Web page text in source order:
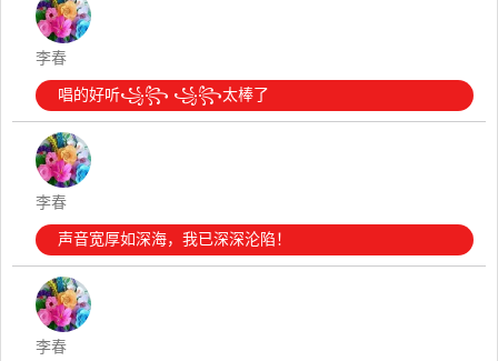
李春
唱的好听꧁꧂ ꧁꧂太棒了
李春
声音宽厚如深海，我已深深沦陷！
李春